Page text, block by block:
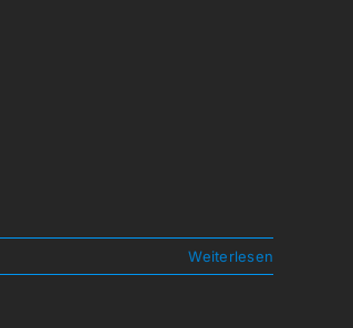
Weiterlesen